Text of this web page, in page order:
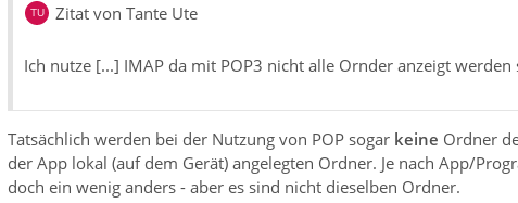
Zitat von Tante Ute
Ich nutze [...] IMAP da mit POP3 nicht alle Ornder anzeigt
Tatsächlich werden bei der Nutzung von POP sogar keine Ordner
der App lokal (auf dem Gerät) angelegten Ordner. Je nach App/
doch ein wenig anders - aber es sind nicht dieselben Ordner.